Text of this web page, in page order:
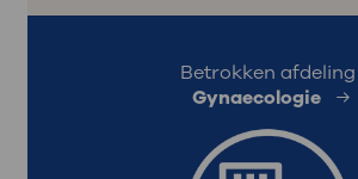
Betrokken afdeling
Gynaecologie